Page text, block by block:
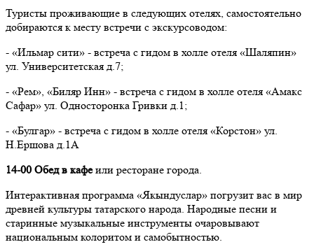
Туристы проживающие в следующих отелях, самостоятельно
добираются к месту встречи с экскурсоводом:
- «Ильмар сити» - встреча с гидом в холле отеля «Шаляпин»
ул. Университетская д.7;
- «Рем», «Биляр Инн» - встреча с гидом в холле отеля «Амакс
Сафар» ул. Односторонка Гривки д.1;
- «Булгар» - встреча с гидом в холле отеля «Корстон» ул.
Н.Ершова д.1А
14-00 Обед в кафеили ресторане города.
Интерактивная программа «Якындуслар» погрузит вас в мир
древней культуры татарского народа. Народные песни и
старинные музыкальные инструменты очаровывают
национальным колоритом и самобытностью.